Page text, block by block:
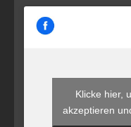
Klicke hier,
akzeptieren